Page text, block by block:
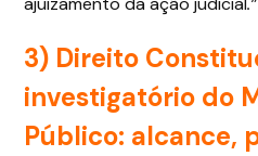
3) Direito
investigatório do
Público: alcance,